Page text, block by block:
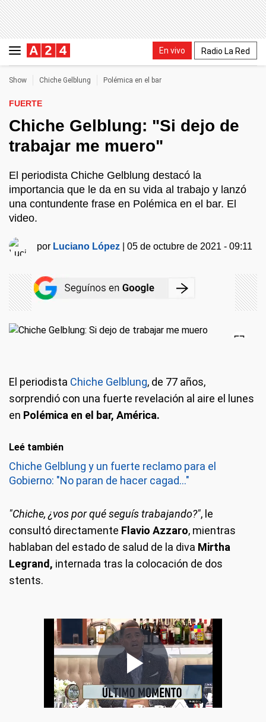
En vivo Radio La Red
Show Chiche Gelblung Polémica en el bar
FUERTE
Chiche Gelblung: "Si dejo de
trabajar me muero"
El periodista Chiche Gelblung destacó la
importancia que le da en su vida al trabajo y lanzó
una contundente frase en Polémica en el bar. El
video.
por Luciano López |05 de octubre de 2021 - 09:11
El periodista Chiche Gelblung, de 77 años,
sorprendió con una fuerte revelación al aire el lunes
en Polémica en el bar, América.
Leé también
Chiche Gelblung y un fuerte reclamo para el
Gobierno: "No paran de hacer cagad..."
"Chiche, ¿vos por qué seguís trabajando?", le
consultó directamente Flavio Azzaro, mientras
hablaban del estado de salud de la diva Mirtha
Legrand, internada tras la colocación de dos
stents.